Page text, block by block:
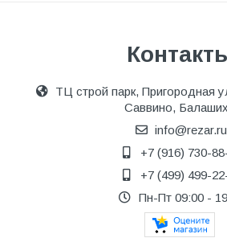
ТЦ строй парк, Пригородная
Саввино,
info@rezar.ru
+7 (916) 730-
+7 (499) 499-
Пн-Пт 09:00 -